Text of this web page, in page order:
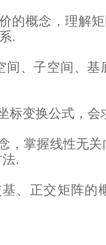
概念，理解矩
.
、子空间、基
变换公式，会
掌握线性无关
.
正交矩阵的